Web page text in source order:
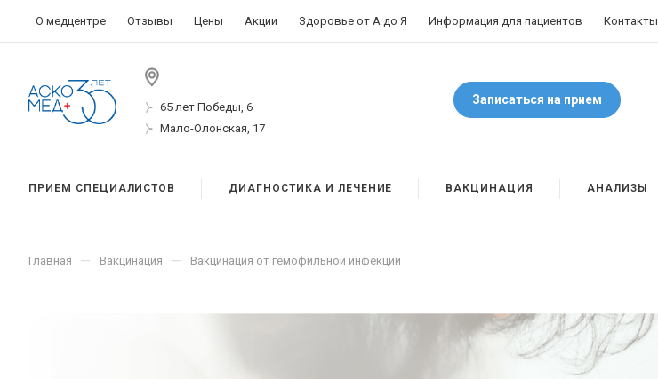
О медцентре Отзывы Цены Акции Здоровье от А до Я Информация для пациентов Контакты
65 лет Победы, 6
Мало-Олонская, 17
Записаться на прием
ПРИЕМ СПЕЦИАЛИСТОВ ДИАГНОСТИКА И ЛЕЧЕНИЕ ВАКЦИНАЦИЯ АНАЛИЗЫ
Главная — Вакцинация — Вакцинация от гемофильной инфекции